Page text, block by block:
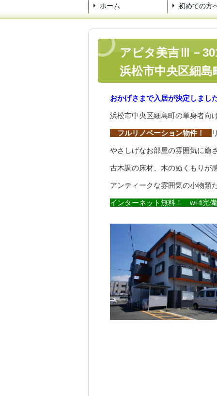
ホーム 初めての方
アビタ美吉Ⅲ－
浜松市中央区細
おかげさまで入居が決定しまし
浜松市中央区細島町の単身者向
フルリノベーション物件！
やさしげなお部屋の雰囲気に癒
古木調の床材、木のぬくもりが
アンティークな雰囲気の小物類
インターネット無料！ wi-fi完